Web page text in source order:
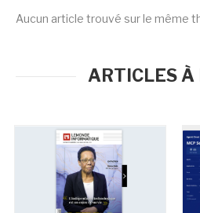
Aucun article trouvé sur le même
ARTICLES À